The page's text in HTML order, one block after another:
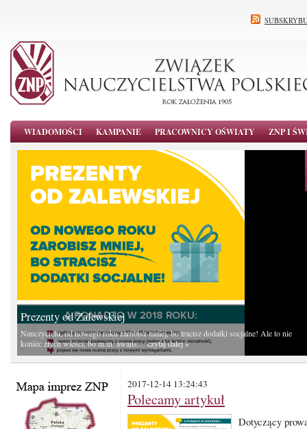
WIADOMOŚCI KAMPANIE PRACOWNICY OŚWIATY ZNP I
Prezenty od Zalewskiej
Nauczycielu, od nowego roku zarobisz mniej, bo tracisz dodatki socjalne! Ale to nie
koniec złych wieści, bo m.in. awans…czytaj dalej »
2017-12-14 13:24:43
Polecamy artykuł
Dotyczący